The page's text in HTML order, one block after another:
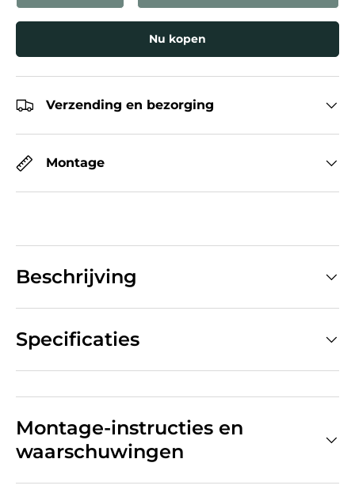
Nu kopen
Verzending en bezorging
Montage
Beschrijving
Specificaties
Montage-instructies en
waarschuwingen